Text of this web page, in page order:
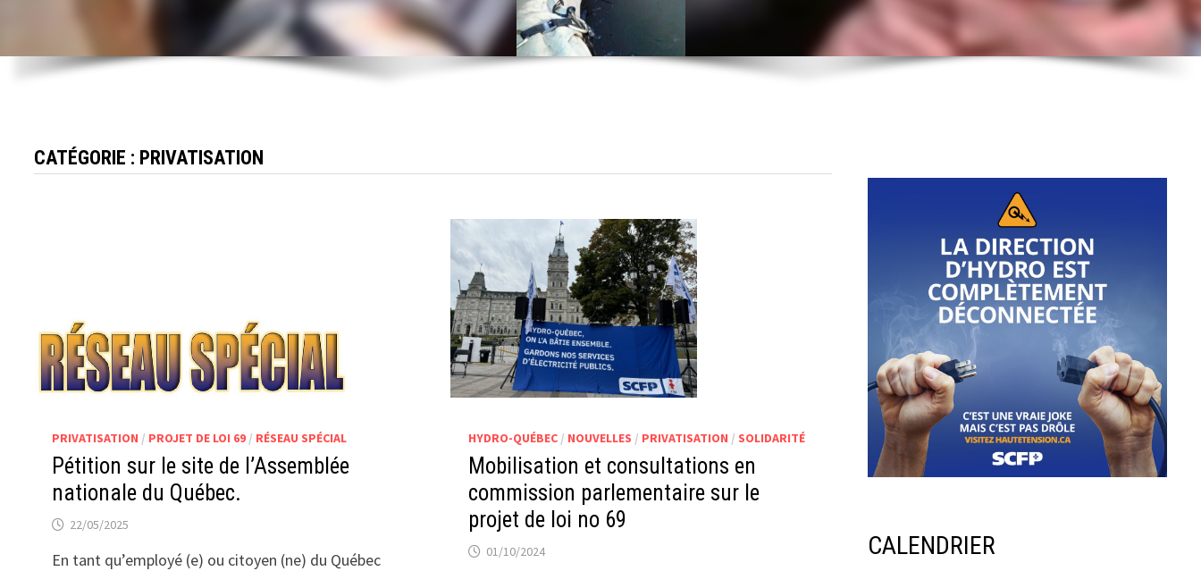
CATÉGORIE : PRIVATISATION
PRIVATISATION / PROJET DE LOI 69 / RÉSEAU SPÉCIAL
Pétition sur le site de l’Assemblée
nationale du Québec.
22/05/2025
En tant qu’employé (e) ou citoyen (ne) du Québec
HYDRO-QUÉBEC/ NOUVELLES / PRIVATISATION / SOLIDARITÉ
Mobilisation et consultations en
commission parlementaire sur le
projet de loi no 69
01/10/2024 CALENDRIER